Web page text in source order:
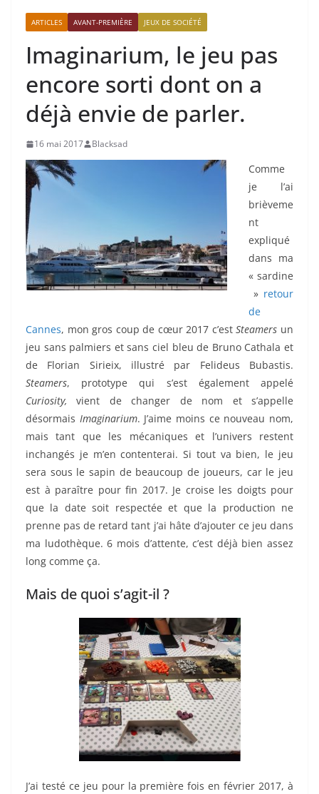
ARTICLES AVANT-PREMIÈRE JEUX DE SOCIÉTÉ
Imaginarium, le jeu pas
encore sorti dont on a
déjà envie de parler.
16 mai 2017 Blacksad
Comme
je l’ai
brièveme
nt
expliqué
dans ma
« sardine
» retour
de
Cannes, mon gros coup de cœur 2017 c’estSteamers un
jeu sans palmiers et sans ciel bleu de Bruno Cathala et
de Florian Sirieix, illustré par Felideus Bubastis.
Steamers, prototype qui s’est également appelé
Curiosity,vient de changer de nom et s’appelle
désormais Imaginarium. J’aime moins ce nouveau nom,
mais tant que les mécaniques et l’univers restent
inchangés je m’en contenterai. Si tout va bien, le jeu
sera sous le sapin de beaucoup de joueurs, car le jeu
est à paraître pour fin 2017. Je croise les doigts pour
que la date soit respectée et que la production ne
prenne pas de retard tant j’ai hâte d’ajouter ce jeu dans
ma ludothèque. 6 mois d’attente, c’est déjà bien assez
long comme ça.
Mais de quoi s’agit-il ?
J’ai testé ce jeu pour la première fois en février 2017, à